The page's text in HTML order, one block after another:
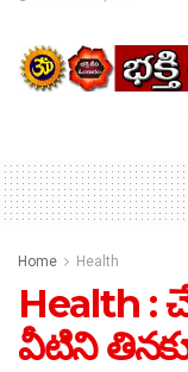
Home Health
Health :
వీటిని